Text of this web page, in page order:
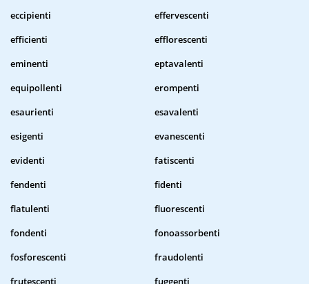
eccipienti
effervescenti
efficienti
efflorescenti
eminenti
eptavalenti
equipollenti
erompenti
esaurienti
esavalenti
esigenti
evanescenti
evidenti
fatiscenti
fendenti
fidenti
flatulenti
fluorescenti
fondenti
fonoassorbenti
fosforescenti
fraudolenti
frutescenti
fuggenti